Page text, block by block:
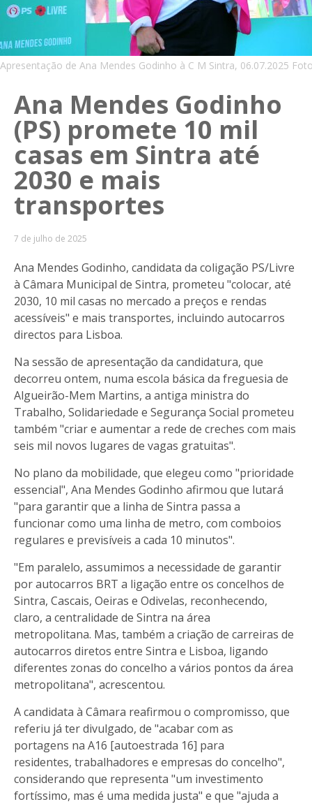
Apresentação de Ana Mendes Godinho à C M Sintra, 06.07.2025
Ana Mendes Godinho
(PS) promete 10 mil
casas em Sintra até
2030 e mais
transportes
7 de julho de 2025
Ana Mendes Godinho, candidata da coligação PS/Livre
à Câmara Municipal de Sintra, prometeu "colocar, até
2030, 10 mil casas no mercado a preços e rendas
acessíveis" e mais transportes, incluindo autocarros
directos para Lisboa.
Na sessão de apresentação da candidatura, que
decorreu ontem, numa escola básica da freguesia de
Algueirão-Mem Martins, a antiga ministra do
Trabalho, Solidariedade e Segurança Social prometeu
também "criar e aumentar a rede de creches com mais
seis mil novos lugares de vagas gratuitas".
No plano da mobilidade, que elegeu como "prioridade
essencial", Ana Mendes Godinho afirmou que lutará
"para garantir que a linha de Sintra passa a
funcionar como uma linha de metro, com comboios
regulares e previsíveis a cada 10 minutos".
"Em paralelo, assumimos a necessidade de garantir
por autocarros BRT a ligação entre os concelhos de
Sintra, Cascais, Oeiras e Odivelas, reconhecendo,
claro, a centralidade de Sintra na área
metropolitana. Mas, também a criação de carreiras de
autocarros diretos entre Sintra e Lisboa, ligando
diferentes zonas do concelho a vários pontos da área
metropolitana", acrescentou.
A candidata à Câmara reafirmou o compromisso, que
referiu já ter divulgado, de "acabar com as
portagens na A16 [autoestrada 16] para
residentes, trabalhadores e empresas do concelho",
considerando que representa "um investimento
fortíssimo, mas é uma medida justa" e que "ajuda a